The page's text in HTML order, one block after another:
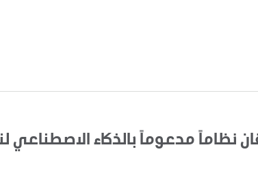
مدعوماً بالذكاء الاصطناعي